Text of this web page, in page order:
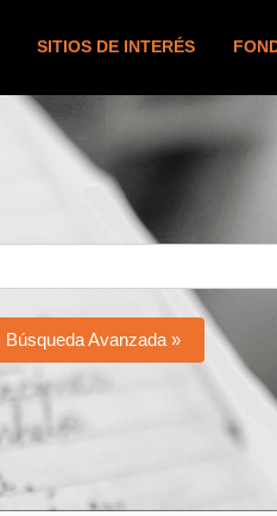
SITIOS DE INTERÉS
Búsqueda Avanzada »